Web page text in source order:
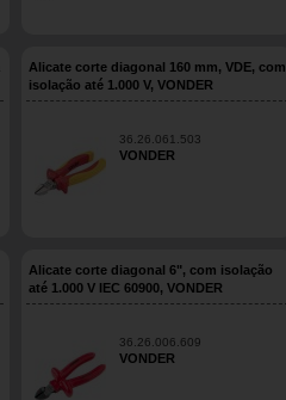
Alicate corte diagonal 160 mm, VDE, com
isolação até 1.000 V, VONDER
36.26.061.503
VONDER
Alicate corte diagonal 6", com isolação
até 1.000 V IEC 60900, VONDER
36.26.006.609
VONDER